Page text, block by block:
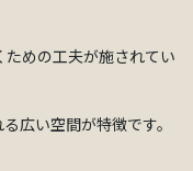
めの工夫が施されてい
広い空間が特徴です。